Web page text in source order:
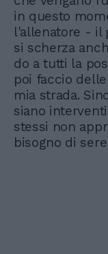
in questo
l'allenatore - il
si scherza
do a tutti la
poi faccio
mia strada.
siano
stessi non
bisogno di